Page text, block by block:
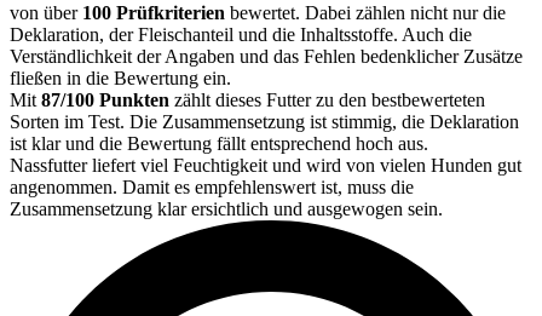
von über 100 Prüfkriterien bewertet. Dabei zählen nicht nur die
Deklaration, der Fleischanteil und die Inhaltsstoffe. Auch die
Verständlichkeit der Angaben und das Fehlen bedenklicher Zusätze
fließen in die Bewertung ein.
Mit 87/100 Punkten zählt dieses Futter zu den bestbewerteten
Sorten im Test. Die Zusammensetzung ist stimmig, die Deklaration
ist klar und die Bewertung fällt entsprechend hoch aus.
Nassfutter liefert viel Feuchtigkeit und wird von vielen Hunden gut
angenommen. Damit es empfehlenswert ist, muss die
Zusammensetzung klar ersichtlich und ausgewogen sein.